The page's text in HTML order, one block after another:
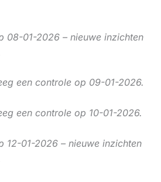
08-01-2026 – nieuwe inzichten
een controle op 09-01-2026.
een controle op 10-01-2026.
12-01-2026 – nieuwe inzichten